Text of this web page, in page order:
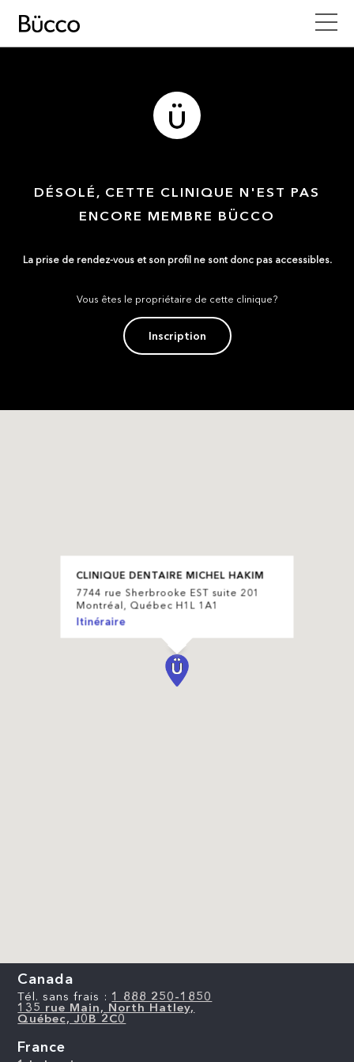
DÉSOLÉ, CETTE CLINIQUE N'EST PAS
ENCORE MEMBRE BÜCCO
La prise de rendez-vous et son profil ne sont donc pas accessibles.
Vous êtes le propriétaire de cette clinique?
Inscription
CLINIQUE DENTAIRE MICHEL HAKIM
7744 rue Sherbrooke EST suite 201
Montréal, Québec H1L 1A1
Itinéraire
Canada
Tél. sans frais : 1 888 250-1850
135 rue Main, North Hatley,
Québec, J0B 2C0
France